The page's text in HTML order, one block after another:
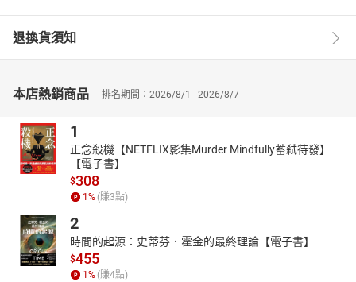
考試與作息的關連是什麼？考前倒數必勝方程式？
如何利用吸引力法則？有哪些正面思考的力量？
主婦或是單純想要了解國考歷程的讀者，本書是人人手中都應該擁
一問一答
思考考生最常糾結的問題，以開門見山的方式回答、分析並
提出應對策略，希望能以簡潔有力的文字打破既定迷思。
圖表閱讀：文字之外，輔以大量圖表，讓諸多想法變成循序
音，強化自我目標感。
名言錦句：穿插於文字與圖表間的短句，這是為了幫助讀者
重建自我認知與信心，減少不必要的時間與金錢成本。
退換貨須知
本店熱銷商品 排名期間：2026/8/1 - 2026/8/7
1
正念殺機【NETFLIX影集Murder Mindfully蓄弒待發】
【電子書】
$308
1 % (賺3點)
2
時間的起源：史蒂芬．霍金的最終理論【電子書】
$455
1 % (賺4點)